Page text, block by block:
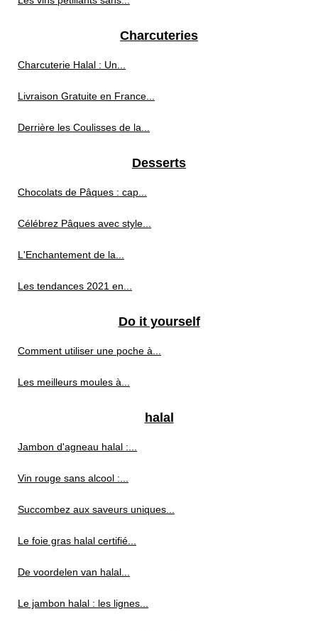
Charcuteries
Charcuterie Halal : Un...
Livraison Gratuite en France...
Derrière les Coulisses de la...
Desserts
Chocolats de Pâques : cap...
Célébrez Pâques avec style...
L'Enchantement de la...
Les tendances 2021 en...
Do it yourself
Comment utiliser une poche à...
Les meilleurs moules à...
halal
Jambon d'agneau halal :...
Vin rouge sans alcool :...
Succombez aux saveurs uniques...
Le foie gras halal certifié...
De voordelen van halal...
Le jambon halal : les lignes...